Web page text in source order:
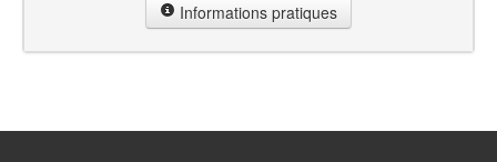
Informations pratiques